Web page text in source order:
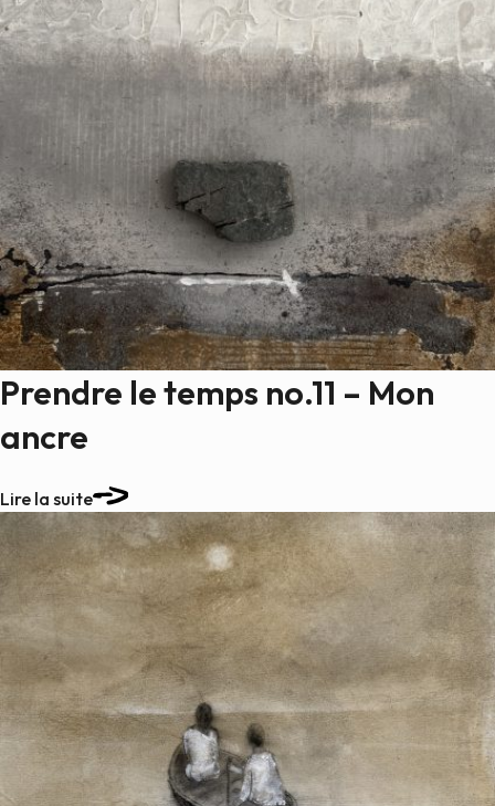
Prendre le temps no.11 – Mon
ancre
Lire la suite